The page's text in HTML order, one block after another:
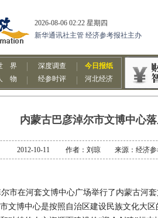
内蒙古巴彦淖尔市文博中心
2012-10-11 作者：刘琼 来源：经济参
市在河套文博中心广场举行了内蒙古河
博中心是按照自治区建设民族文化大区